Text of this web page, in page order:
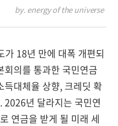
by. energy of the universe
18년 만에 대폭 개편되
의를 통과한 국민연금
대체율 상향, 크레딧 확
2026년 달라지는 국민연
연금을 받게 될 미래 세